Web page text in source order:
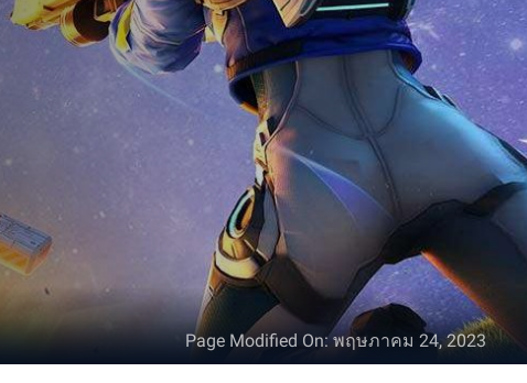
Page Modified On:พฤษภาคม 24, 2023